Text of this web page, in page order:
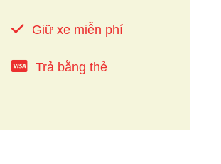
Giữ xe miễn phí
Trả bằng thẻ